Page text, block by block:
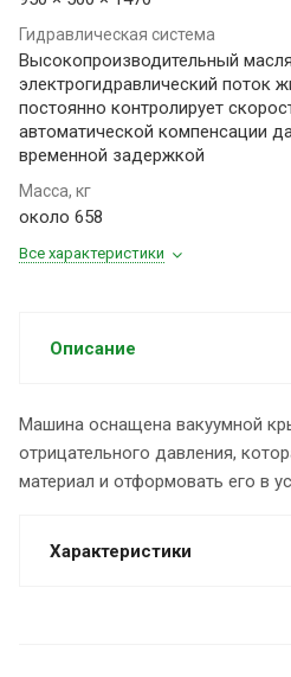
Гидравлическая система
Высокопроизводительный
электрогидравлический поток
постоянно контролирует
автоматической компенсации
временной задержкой
Масса, кг
около 658
Все характеристики
Описание
Машина оснащена вакуумной
отрицательного давления,
материал и отформовать его в
Характеристики